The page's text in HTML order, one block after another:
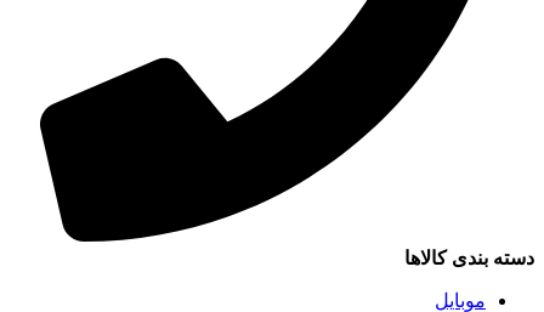
دسته بندی کالاها
موبایل